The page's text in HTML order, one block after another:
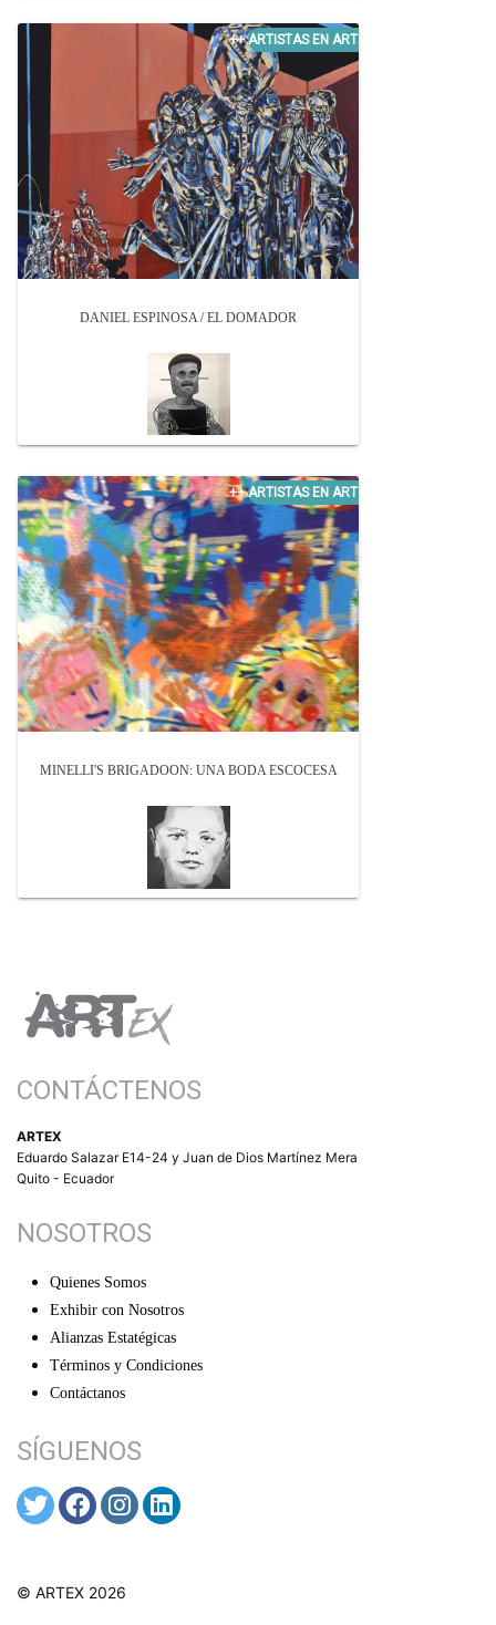
DANIEL ESPINOSA / EL DOMADOR
MINELLI'S BRIGADOON: UNA BODA ESCOCESA
CONTÁCTENOS
ARTEX
Eduardo Salazar E14-24 y Juan de Dios Martínez Mera
Quito - Ecuador
NOSOTROS
Quienes Somos
Exhibir con Nosotros
Alianzas Estatégicas
Términos y Condiciones
Contáctanos
SÍGUENOS
© ARTEX 2026